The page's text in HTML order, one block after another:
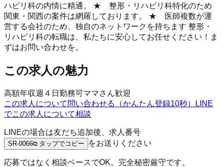
ハビリ科の内情に精通。 ★ 整形・リハビリ科特化のため
関東・関西の案件は網羅しております。 ★ 医師複数が運
営する会社のため、独自のネットワークを持ちます 整形・
リハビリ科の転職は、私たちに安心してお任せください！ま
ずはお問い合わせを。
この求人の魅力
高額年収週４日勤務可ママさん歓迎
この求人について問い合わせる（かんたん登録10秒）
LINE
でこの求人について相談
LINEの場合は友だち追加後、求人番号
SR-0066⧉ タップでコピー をお送りください
応募ではなく相談ベースでOK。完全秘密厳守です。